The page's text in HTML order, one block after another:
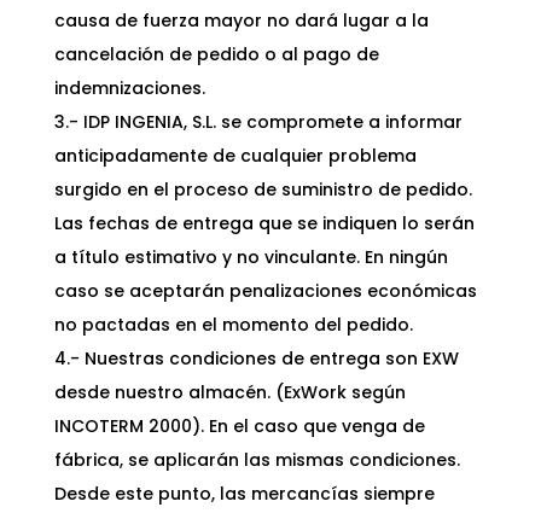
causa de fuerza mayor no dará lugar a la
cancelación de pedido o al pago de
indemnizaciones.
3.- IDP INGENIA, S.L. se compromete a informar
anticipadamente de cualquier problema
surgido en el proceso de suministro de pedido.
Las fechas de entrega que se indiquen lo serán
a título estimativo y no vinculante. En ningún
caso se aceptarán penalizaciones económicas
no pactadas en el momento del pedido.
4.- Nuestras condiciones de entrega son EXW
desde nuestro almacén. (ExWork según
INCOTERM 2000). En el caso que venga de
fábrica, se aplicarán las mismas condiciones.
Desde este punto, las mercancías siempre